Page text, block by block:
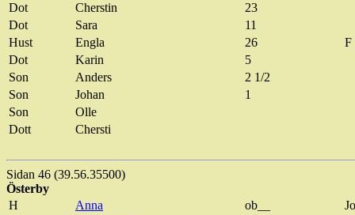
Dot
Cherstin
23
Dot
Sara
11
Hust
Engla 26
F
Dot
Karin
5
Son
Anders
2 1/2
Son
Johan
1
Son
Olle
Dott
Chersti
Sidan 46 (39.56.35500)
Österby
H
Anna ob__